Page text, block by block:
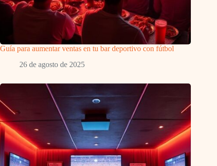
Guía para aumentar ventas en tu bar deportivo con fútbol
26 de agosto de 2025